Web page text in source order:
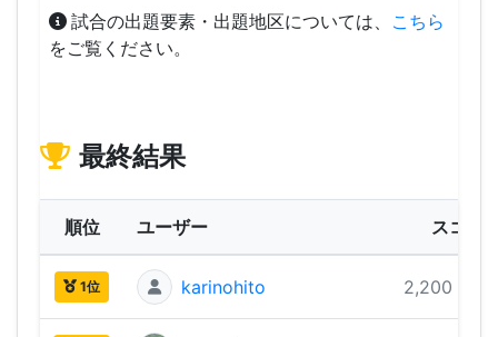
試合の出題要素・出題地区については、 こちら
をご覧ください。
最終結果
順位 ユーザー スコア
1位 karinohito 2,200 pts